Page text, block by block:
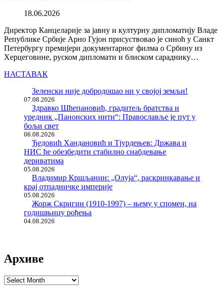
18.06.2026
Директор Канцеларије за јавну и културну дипломатију Владе
Републике Србије Арно Гујон присуствовао је синоћ у Санкт
Петербургу премијери документарног филма о Србину из
Херцеговине, руском дипломати и блиском сараднику…
НАСТАВАК
Зеленски није добродошао ни у својој земљи!
07.08.2026
Здравко Шћепановић, градитељ братства и
уредник „Панонских нити“: Православље је пут у
бољи свет
06.08.2026
Ђедовић Хандановић и Тјурдењев: Држава и
НИС ће обезбедити стабилно снабдевање
дериватима
05.08.2026
Владимир Кршљанин: „Олуја“, раскринкавање и
крај отпадничке империје
05.08.2026
Жорж Скригин (1910-1997) – њему у спомен, на
годишњицу рођења
04.08.2026
Архиве
Архиве